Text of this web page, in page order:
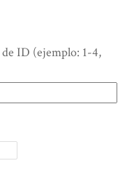
ID (ejemplo: 1-4,